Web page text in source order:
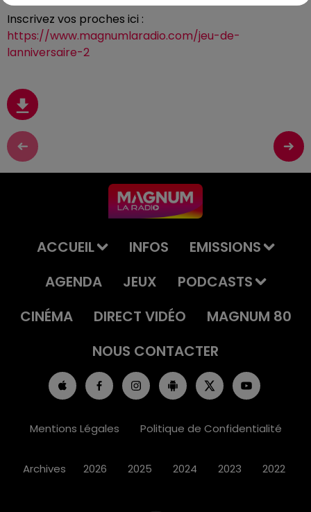
Inscrivez vos proches ici :
https://www.magnumlaradio.com/jeu-de-
lanniversaire-2
ACCUEIL INFOS
EMISSIONS
AGENDA
JEUX
PODCASTS
CINÉMA
DIRECT VIDÉO
MAGNUM 80
NOUS CONTACTER
Mentions Légales Politique de Confidentialité
Archives 2026 2025 2024 2023 2022